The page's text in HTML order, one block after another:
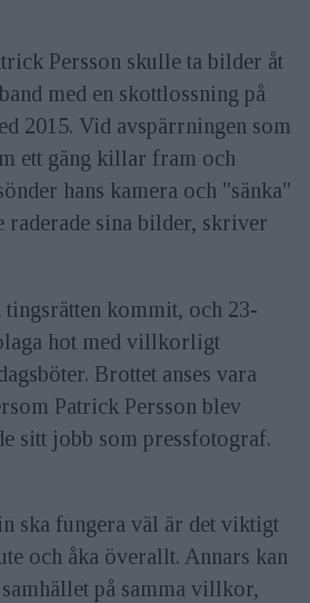
Persson skulle ta bilder åt
med en skottlossning på
2015. Vid avspärrningen som
ett gäng killar fram och
hans kamera och "sänka"
raderade sina bilder, skriver
kommit, och 23-
hot med villkorligt
Brottet anses vara
Patrick Persson blev
sitt jobb som pressfotograf.
ska fungera väl är det viktigt
och åka överallt. Annars kan
på samma villkor,